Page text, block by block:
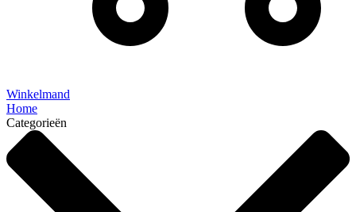
Winkelmand
Home
Categorieën